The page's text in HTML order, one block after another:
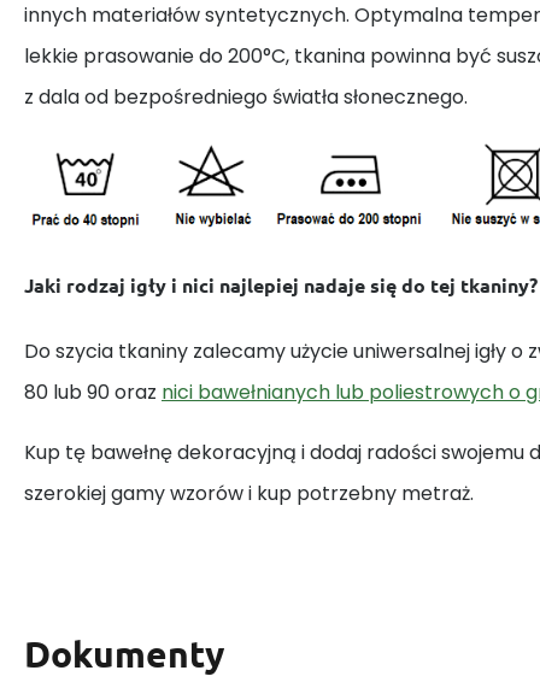
innych materiałów syntetycznych. Optymalna
lekkie prasowanie do 200°C, tkanina powinna być
z dala od bezpośredniego światła słonecznego.
Jaki rodzaj igły i nici najlepiej nadaje się do tej tkaniny?
Do szycia tkaniny zalecamy użycie uniwersalnej igły o
80 lub 90 oraz nici bawełnianych lub poliestrowych o
Kup tę bawełnę dekoracyjną i dodaj radości swojemu
szerokiej gamy wzorów i kup potrzebny metraż.
Dokumenty